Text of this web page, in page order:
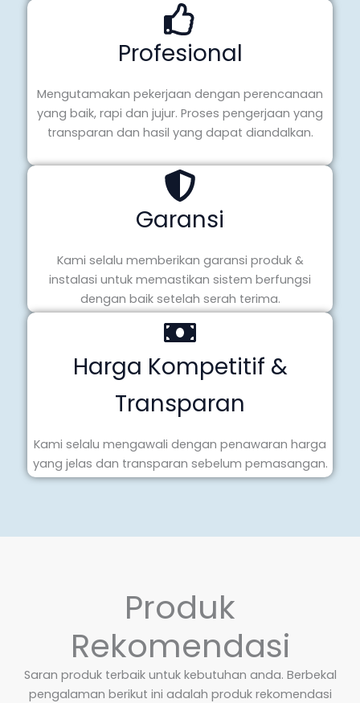
Profesional
Mengutamakan pekerjaan dengan perencanaan
yang baik, rapi dan jujur. Proses pengerjaan yang
transparan dan hasil yang dapat diandalkan.
Garansi
Kami selalu memberikan garansi produk &
instalasi untuk memastikan sistem berfungsi
dengan baik setelah serah terima.
Harga Kompetitif &
Transparan
Kami selalu mengawali dengan penawaran harga
yang jelas dan transparan sebelum pemasangan.
Produk
Rekomendasi
Saran produk terbaik untuk kebutuhan anda. Berbekal
pengalaman berikut ini adalah produk rekomendasi